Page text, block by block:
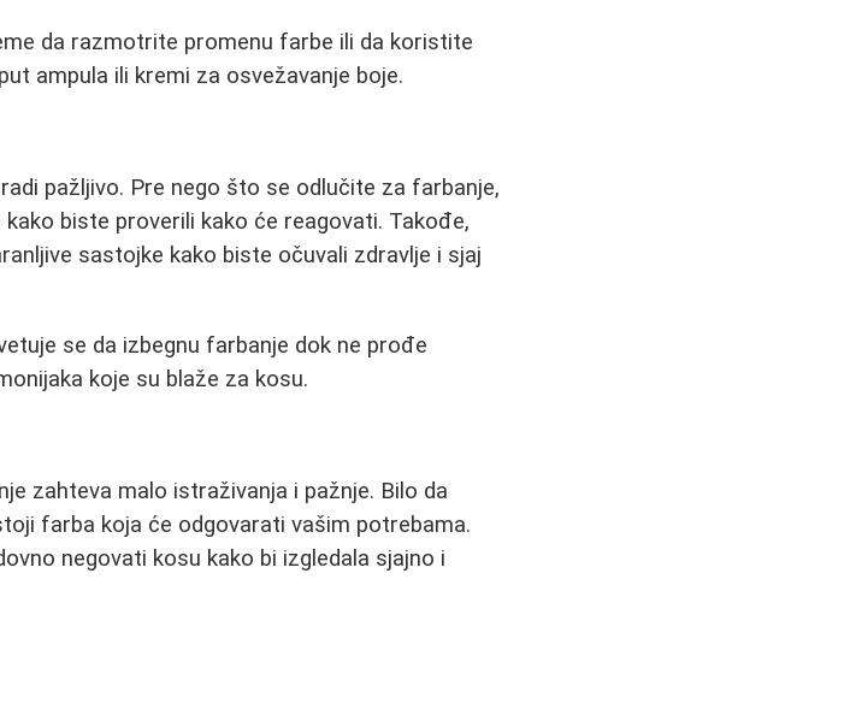
da razmotrite promenu farbe ili da koristite
ampula ili kremi za osvežavanje boje.
pažljivo. Pre nego što se odlučite za farbanje,
biste proverili kako će reagovati. Takođe,
sastojke kako biste očuvali zdravlje i sjaj
se da izbegnu farbanje dok ne prođe
koje su blaže za kosu.
zahteva malo istraživanja i pažnje. Bilo da
farba koja će odgovarati vašim potrebama.
negovati kosu kako bi izgledala sjajno i